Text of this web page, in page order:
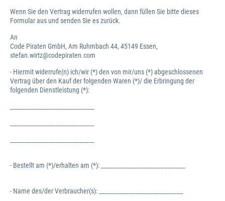
Wenn Sie den Vertrag widerrufen wollen, dann füllen Sie bitte dieses
Formular aus und senden Sie es zurück.
An
Code Piraten GmbH, Am Ruhmbach 44, 45149 Essen,
stefan.wirtz@codepiraten.com
- Hiermit widerrufe(n) ich/wir (*) den von mir/uns (*) abgeschlossenen
Vertrag über den Kauf der folgenden Waren (*)/ die Erbringung der
folgenden Dienstleistung (*):
- Bestellt am (*)/erhalten am (*): ____________________________
- Name des/der Verbraucher(s): ____________________________